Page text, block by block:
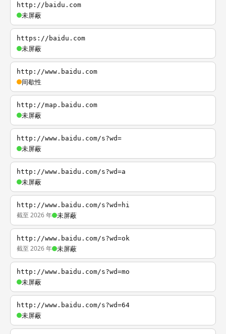
http://baidu.com
未屏蔽
https://baidu.com
未屏蔽
http://www.baidu.com
间歇性
http://map.baidu.com
未屏蔽
http://www.baidu.com/s?wd=
未屏蔽
http://www.baidu.com/s?wd=a
未屏蔽
http://www.baidu.com/s?wd=hi
截至 2026 年 未屏蔽
http://www.baidu.com/s?wd=ok
截至 2026 年 未屏蔽
http://www.baidu.com/s?wd=mo
未屏蔽
http://www.baidu.com/s?wd=64
未屏蔽